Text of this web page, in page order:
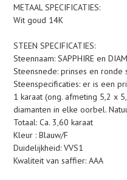
toegevoegen
aan
winkelwagen
METAAL SPECIFICATIES:
Wit goud 14K
STEEN SPECIFICATIES:
Steennaam: SAPPHIRE en
Steensnede: prinses en ronde
Steenspecificaties: er is een
1 karaat (ong. afmeting 5,2 x
diamanten in elke oorbel.
Totaal: Ca. 3,60 karaat
Kleur : Blauw/F
Duidelijkheid: VVS1
Kwaliteit van saffier: AAA